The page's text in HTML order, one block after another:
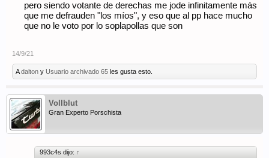
pero siendo votante de derechas me jode infinitamente más
que me defrauden "los míos", y eso que al pp hace mucho
que no le voto por lo soplapollas que son
14/9/21
Adalton y Usuario archivado 65 les gusta esto.
Vollblut
Gran Experto Porschista
993c4s dijo: ↑